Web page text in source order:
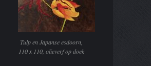
Tulp en Japanse esdoorn,
110 x 110, olieverf op doek